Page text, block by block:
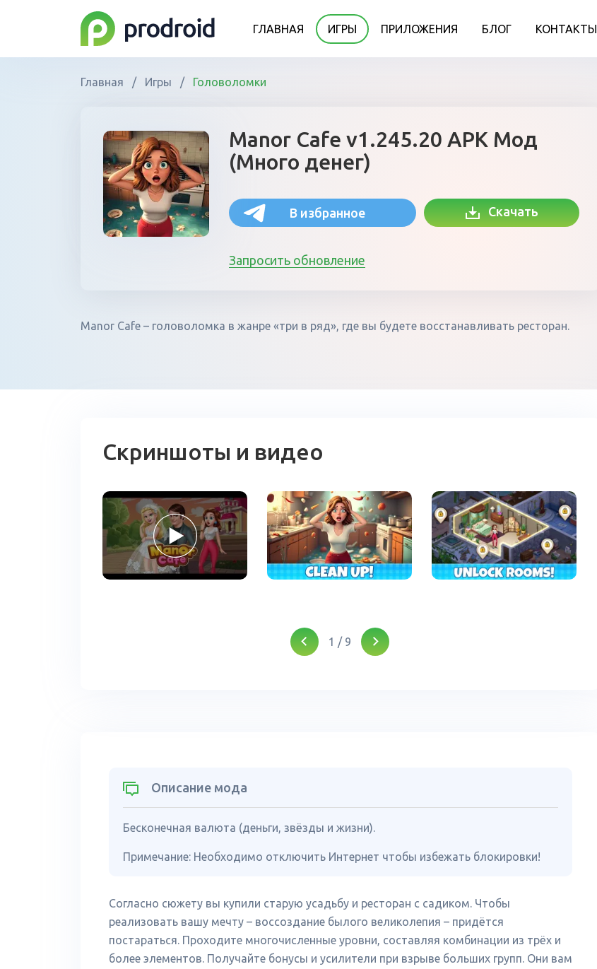
ГЛАВНАЯ ИГРЫ ПРИЛОЖЕНИЯ БЛОГ КОНТАКТЫ
Главная / Игры / Головоломки
Manor Cafe v1.245.20 APK Мод
(Много денег)
В избранное Скачать
Запросить обновление
Manor Cafe – головоломка в жанре «три в ряд», где вы будете восстанавливать ресторан.
Скриншоты и видео
1 / 9
Описание мода
Бесконечная валюта (деньги, звёзды и жизни).
Примечание: Необходимо отключить Интернет чтобы избежать блокировки!
Согласно сюжету вы купили старую усадьбу и ресторан с садиком. Чтобы
реализовать вашу мечту – воссоздание былого великолепия – придётся
постараться. Проходите многочисленные уровни, составляя комбинации из трёх и
более элементов. Получайте бонусы и усилители при взрыве больших групп. Они вам